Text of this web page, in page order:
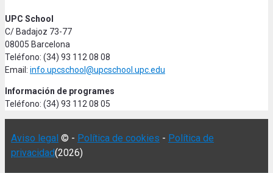
UPC School
C/ Badajoz 73-77
08005 Barcelona
Teléfono: (34) 93 112 08 08
Email: info.upcschool@upcschool.upc.edu
Información de programes
Teléfono: (34) 93 112 08 05
Aviso legal © - Política de cookies - Política de
privacidad(2026)